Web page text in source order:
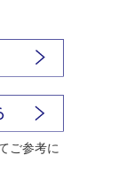
ご参考に